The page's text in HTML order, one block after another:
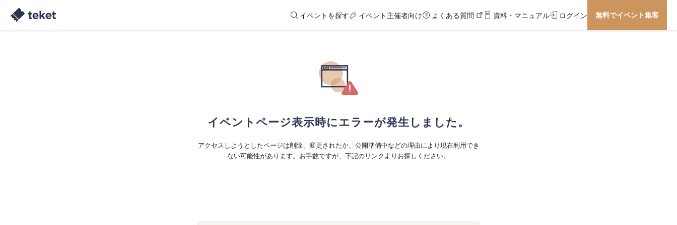
イベントを探す イベント主催者向け よくある質問 資料・マニュアル ログイン 無料でイベント集客
イベントページ表示時にエラーが発生しました。
アクセスしようとしたページは削除、変更されたか、公開準備中などの理由により現在利用でき
ない可能性があります。お手数ですが、下記のリンクよりお探しください。